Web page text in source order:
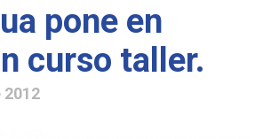
pone en
curso taller.
2012